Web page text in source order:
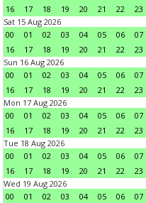
16
17 18 19 20 21 22
23
Sat 15 Aug 2026
00
01 02 03 04 05 06 07
16
17 18 19 20 21 22
23
Sun 16 Aug 2026
00
01 02 03 04 05 06 07
16
17 18 19 20 21 22
23
Mon 17 Aug 2026
00
01 02 03 04 05 06 07
16
17 18 19 20 21 22
23
Tue 18 Aug 2026
00
01 02 03 04 05 06 07
16
17 18 19 20 21 22
23
Wed 19 Aug 2026
00
01 02 03 04 05 06 07